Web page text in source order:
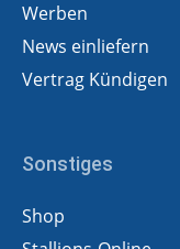
Werben
News einliefern
Vertrag Kündigen
Sonstiges
Shop